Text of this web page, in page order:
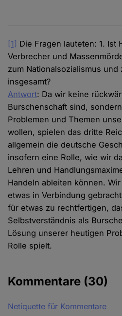
[1] Die Fragen lauteten: 1. Ist
Verbrecher und
zum Nationalsozialismus und
insgesamt?
Antwort: Da wir keine
Burschenschaft sind,
Problemen und Themen
wollen, spielen das dritte
allgemein die deutsche
insofern eine Rolle, wie wir
Lehren und
Handeln ableiten können.
etwas in Verbindung
für etwas zu rechtfertigen,
Selbstverständnis als
Lösung unserer heutigen
Rolle spielt.
Kommentare (30)
Netiquette für Kommentare